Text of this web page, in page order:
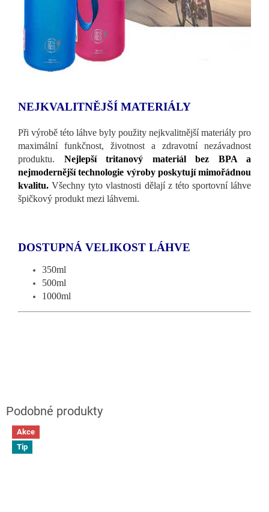
NEJKVALITNĚJŠÍ MATERIÁLY
Při výrobě této láhve byly použity nejkvalitnější materiály pro
maximální funkčnost, životnost a zdravotní nezávadnost
produktu. Nejlepší tritanový materiál bez BPA a
nejmodernější technologie výroby poskytují mimořádnou
kvalitu. Všechny tyto vlastnosti dělají z této sportovní láhve
špičkový produkt mezi láhvemi.
350ml
500ml
1000ml
Akce
Tip